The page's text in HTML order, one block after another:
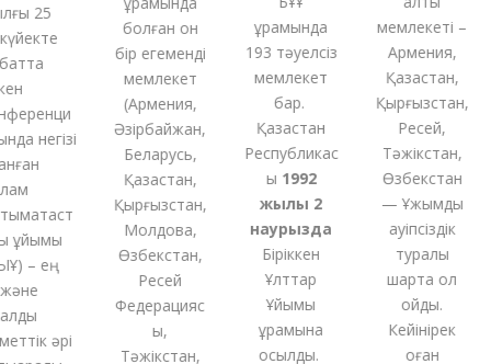
25
негізі
– ең
әрі
болғанон
бір егеменді
мемлекет
Армения,
Әзірбайжан,
Беларусь,
Қазақстан,
Қырғызстан,
Молдова,
Өзбекстан,
Ресей
Федерацияс
ы,
Тәжікстан,
құрамында
193 тәуелсіз
мемлекет
бар.
Қазақстан
Республикас
ы1992
жылы 2
наурызда
Біріккен
Ұлттар
Ұйымы
құрамына
қосылды.
мемлекеті –
Армения,
Қазақстан,
Қырғызстан,
Ресей,
Тәжікстан,
Өзбекстан
— Ұжымдық
қауіпсіздік
туралы
шартқа қол
қойды.
Кейінірек
оған